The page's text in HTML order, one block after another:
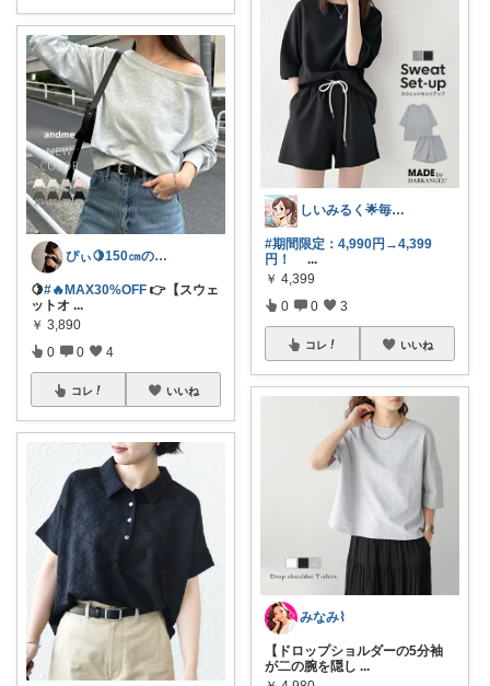
ぴぃ🍋150㎝の心地いい暮らし🧺ˊ˗
🍋#🔥MAX30%OFF 👉【スウェ
ットオ ...
￥ 3,890
0 0 4
コレ いいね
しいみるく🌟毎日全力投稿🌟
#期間限定：4,990円→4,399
円！
...
￥ 4,399
0 0 3
コレ いいね
みなみ⌇
【ドロップショルダーの5分袖
が二の腕を隠し ...